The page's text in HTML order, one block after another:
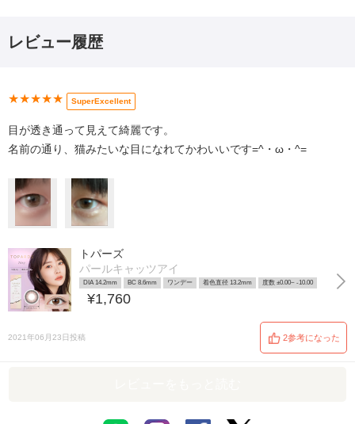
レビュー履歴
★★★★★ SuperExcellent
目が透き通って見えて綺麗です。
名前の通り、猫みたいな目になれてかわいいです=^・ω・^=
トパーズ
パールキャッツアイ
DIA 14.2mm BC 8.6mm ワンデー 着色直径 13.2mm 度数 ±0.00~ -10.00
¥1,760
2021年06月23日投稿 2参考になった